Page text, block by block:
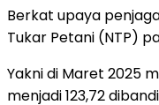
Berkat upaya
Tukar Petani (NTP)
Yakni di Maret 2025
menjadi 123,72